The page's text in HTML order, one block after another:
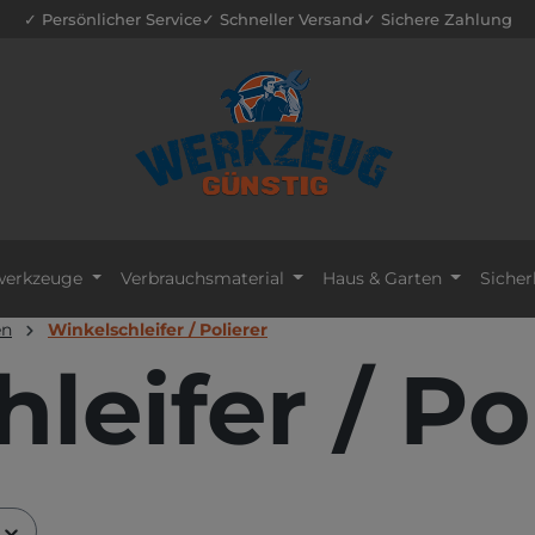
✓ Persönlicher Service✓ Schneller Versand✓ Sichere Zahlung
Verbrauchsmaterial Haus & Garten
Winkelschleifer / Polierer
/